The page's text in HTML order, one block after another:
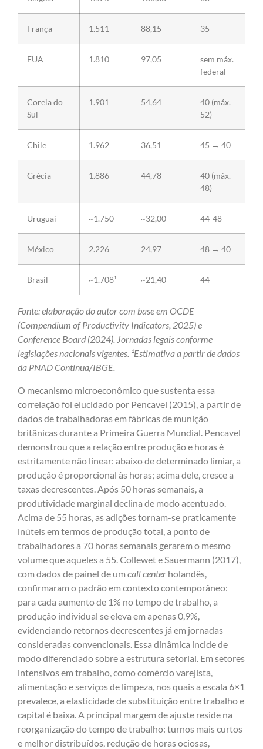
França 1.511 88,15 35
EUA 1.810 97,05
sem máx.
federal
Coreia do
Sul
1.901 54,64
40 (máx.
52)
Chile 1.962 36,51 45 → 40
Grécia 1.886 44,78
40 (máx.
48)
Uruguai ~1.750 ~32,00 44-48
México 2.226 24,97 48 → 40
Brasil ~1.708¹ ~21,40 44
Fonte: elaboração do autor com base em OCDE
(Compendium of Productivity Indicators, 2025) e
Conference Board (2024). Jornadas legais conforme
legislações nacionais vigentes. ¹Estimativa a partir de dados
da PNAD Contínua/IBGE.
O mecanismo microeconômico que sustenta essa
correlação foi elucidado por Pencavel (2015), a partir de
dados de trabalhadoras em fábricas de munição
britânicas durante a Primeira Guerra Mundial. Pencavel
demonstrou que a relação entre produção e horas é
estritamente não linear: abaixo de determinado limiar, a
produção é proporcional às horas; acima dele, cresce a
taxas decrescentes. Após 50 horas semanais, a
produtividade marginal declina de modo acentuado.
Acima de 55 horas, as adições tornam-se praticamente
inúteis em termos de produção total, a ponto de
trabalhadores a 70 horas semanais gerarem o mesmo
volume que aqueles a 55. Collewet e Sauermann (2017),
com dados de painel de um call center holandês,
confirmaram o padrão em contexto contemporâneo:
para cada aumento de 1% no tempo de trabalho, a
produção individual se eleva em apenas 0,9%,
evidenciando retornos decrescentes já em jornadas
consideradas convencionais. Essa dinâmica incide de
modo diferenciado sobre a estrutura setorial. Em setores
intensivos em trabalho, como comércio varejista,
alimentação e serviços de limpeza, nos quais a escala 6×1
prevalece, a elasticidade de substituição entre trabalho e
capital é baixa. A principal margem de ajuste reside na
reorganização do tempo de trabalho: turnos mais curtos
e melhor distribuídos, redução de horas ociosas,